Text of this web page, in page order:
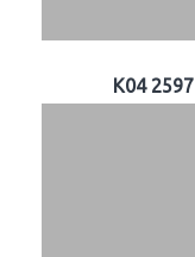
K04 2597